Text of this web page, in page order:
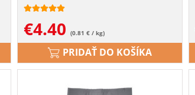
€4.40 (0.81 € / kg)
PRIDAŤ DO KOŠÍKA